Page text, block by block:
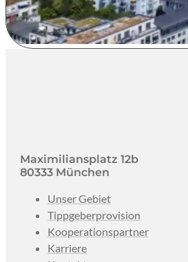
Maximiliansplatz 12b
80333 München
Unser Gebiet
Tippgeberprovision
Kooperationspartner
Karriere